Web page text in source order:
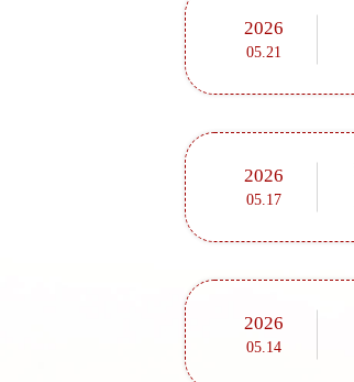
2026
05.21
2026
05.17
2026
05.14